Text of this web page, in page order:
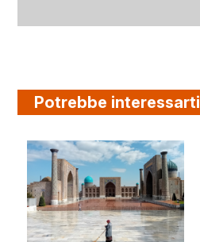
Potrebbe